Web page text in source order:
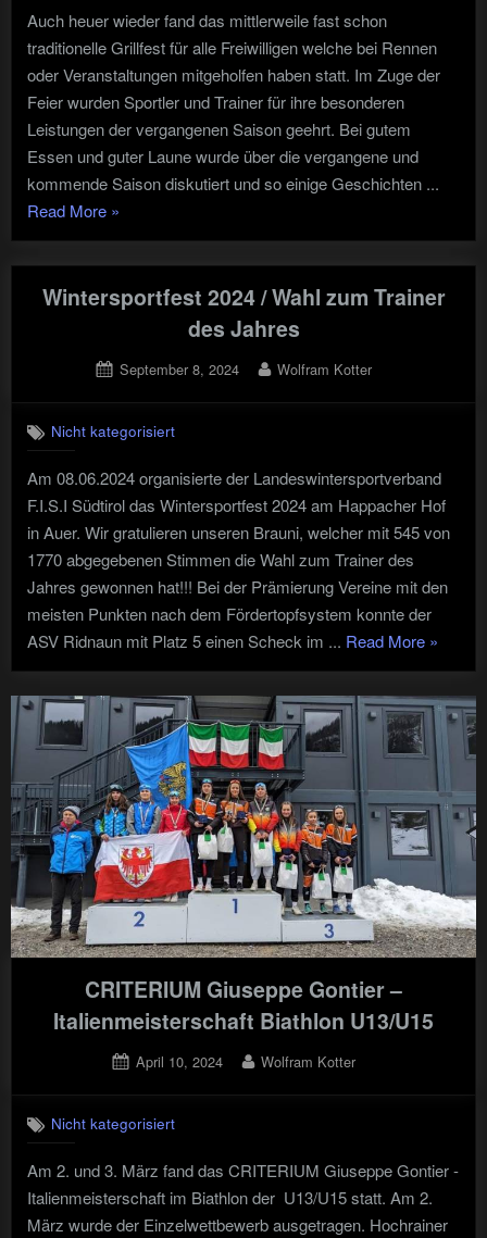
Auch heuer wieder fand das mittlerweile fast schon
traditionelle Grillfest für alle Freiwilligen welche bei Rennen
oder Veranstaltungen mitgeholfen haben statt. Im Zuge der
Feier wurden Sportler und Trainer für ihre besonderen
Leistungen der vergangenen Saison geehrt. Bei gutem
Essen und guter Laune wurde über die vergangene und
kommende Saison diskutiert und so einige Geschichten ...
Read More"Grillfeier
und
Sportlerehrung"
»
Wintersportfest 2024 / Wahl zum Trainer
des Jahres
Posted
September 8, 2024 By
Wolfram Kotter
Nicht kategorisiert
Am 08.06.2024 organisierte der Landeswintersportverband
F.I.S.I Südtirol das Wintersportfest 2024 am Happacher Hof
in Auer. Wir gratulieren unseren Brauni, welcher mit 545 von
1770 abgegebenen Stimmen die Wahl zum Trainer des
Jahres gewonnen hat!!! Bei der Prämierung Vereine mit den
meisten Punkten nach dem Fördertopfsystem konnte der
ASV Ridnaun mit Platz 5 einen Scheck im ... Read More
2024
/
Wahl
zum
Trainer
des
Jahres"
»
CRITERIUM Giuseppe Gontier –
Italienmeisterschaft Biathlon U13/U15
Posted
April 10, 2024 By
Wolfram Kotter
Nicht kategorisiert
Am 2. und 3. März fand das CRITERIUM Giuseppe Gontier -
Italienmeisterschaft im Biathlon der U13/U15 statt. Am 2.
März wurde der Einzelwettbewerb ausgetragen. Hochrainer